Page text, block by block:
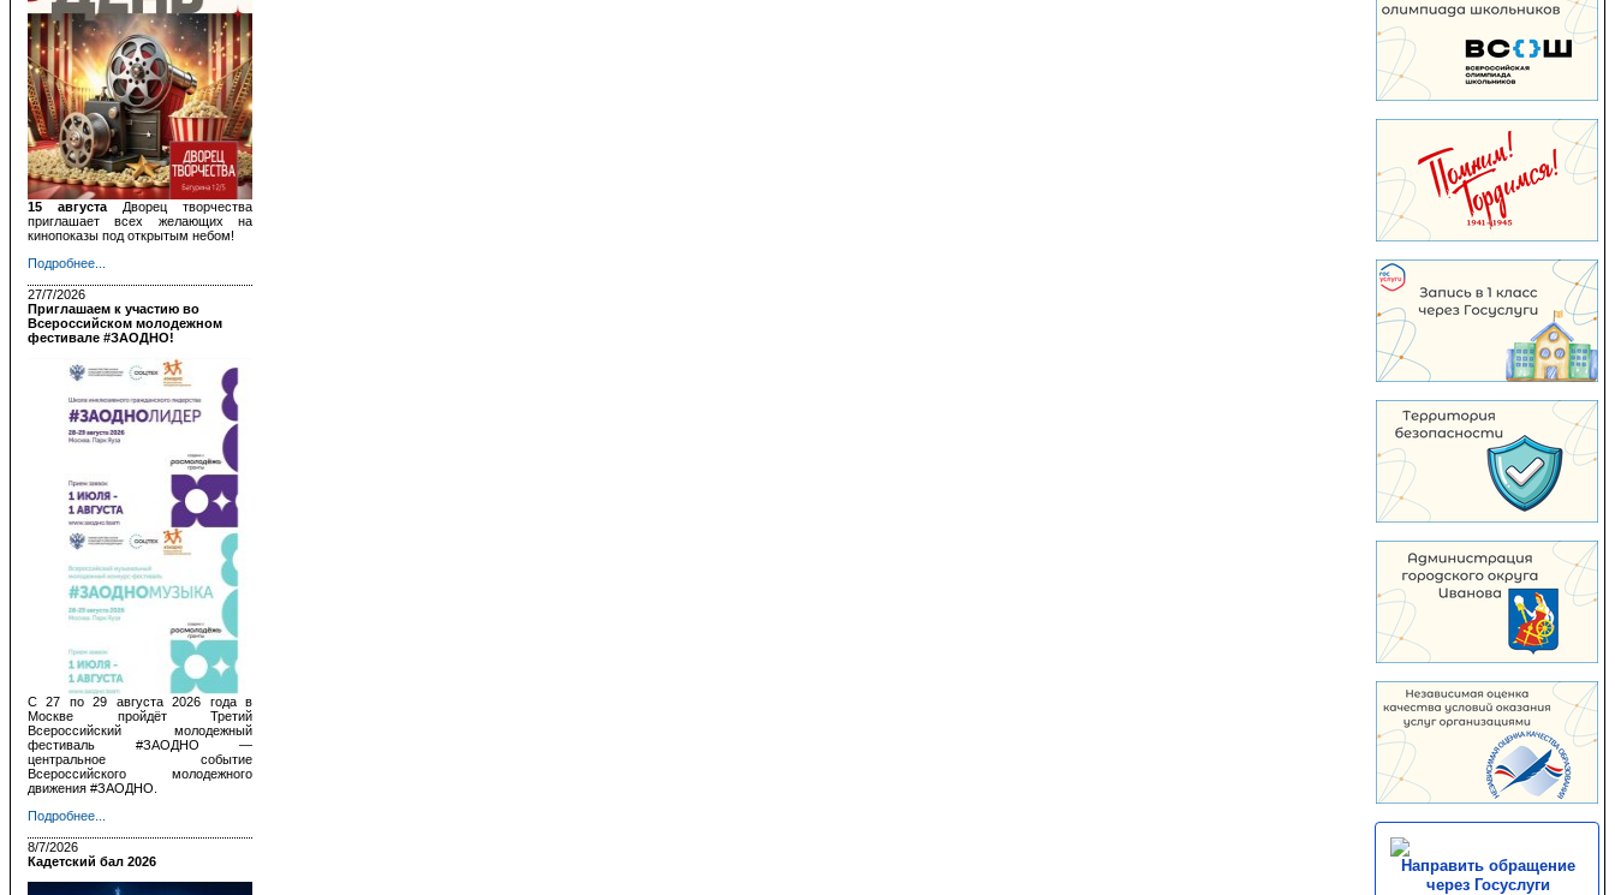
15 августа
Дворец творчества
приглашает всех желающих на
кинопоказы под открытым небом!
Подробнее...
27/7/2026
Приглашаем к участию во
Всероссийском молодежном
фестивале #ЗАОДНО!
С 27 по 29 августа 2026 года в
Москве пройдёт Третий
Всероссийский молодежный
фестиваль #ЗАОДНО —
центральное событие
Всероссийского молодежного
движения #ЗАОДНО.
Подробнее...
8/7/2026
Кадетский бал 2026
Направить обращение
через Госуслуги